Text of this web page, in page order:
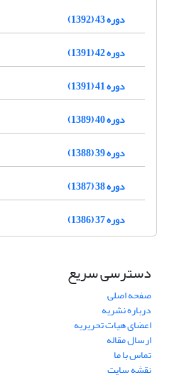
دوره 43 (1392)
دوره 42 (1391)
دوره 41 (1391)
دوره 40 (1389)
دوره 39 (1388)
دوره 38 (1387)
دوره 37 (1386)
دسترسی سریع
صفحه اصلی
درباره نشریه
اعضای هیات تحریریه
ارسال مقاله
تماس با ما
نقشه سایت